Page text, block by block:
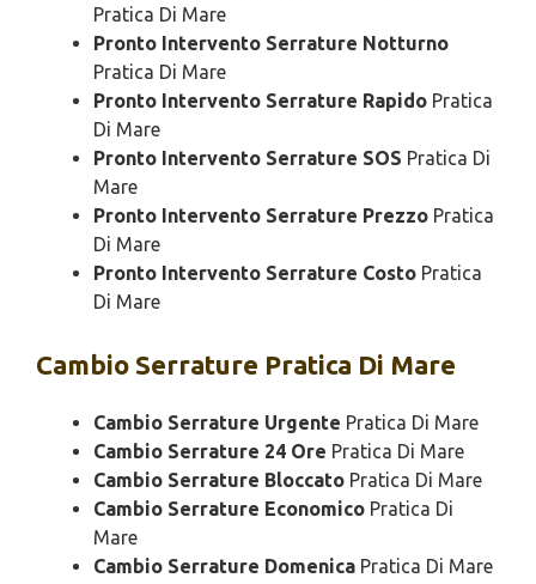
Pratica Di Mare
Pronto Intervento Serrature Notturno
Pratica Di Mare
Pronto Intervento Serrature Rapido Pratica
Di Mare
Pronto Intervento Serrature SOS Pratica Di
Mare
Pronto Intervento Serrature Prezzo Pratica
Di Mare
Pronto Intervento Serrature Costo Pratica
Di Mare
Cambio Serrature Pratica Di Mare
Cambio Serrature Urgente Pratica Di Mare
Cambio Serrature 24 Ore Pratica Di Mare
Cambio Serrature Bloccato Pratica Di Mare
Cambio Serrature Economico Pratica Di
Mare
Cambio Serrature Domenica Pratica Di Mare